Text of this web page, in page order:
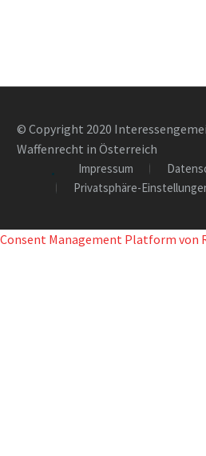
© Copyright 2020
Waffenrecht in Österreich
Impressum
Privatsphäre-
Consent Management Platform von